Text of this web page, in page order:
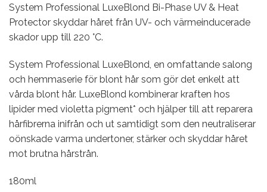
System Professional LuxeBlond Bi-Phase UV & Heat
Protector skyddar håret från UV- och värmeinducerade
skador upp till 220 °C.
System Professional LuxeBlond, en omfattande salong
och hemmaserie för blont hår som gör det enkelt att
vårda blont hår. LuxeBlond kombinerar kraften hos
lipider med violetta pigment* och hjälper till att reparera
hårfibrerna inifrån och ut samtidigt som den neutraliserar
oönskade varma undertoner, stärker och skyddar håret
mot brutna hårstrån.
180ml